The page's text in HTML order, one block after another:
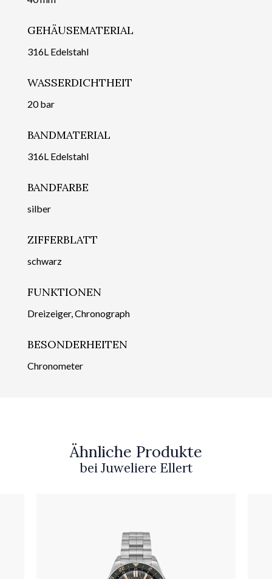
GEHÄUSEMATERIAL
316L Edelstahl
WASSERDICHTHEIT
20 bar
BANDMATERIAL
316L Edelstahl
BANDFARBE
silber
ZIFFERBLATT
schwarz
FUNKTIONEN
Dreizeiger, Chronograph
BESONDERHEITEN
Chronometer
Ähnliche Produkte
bei Juweliere Ellert